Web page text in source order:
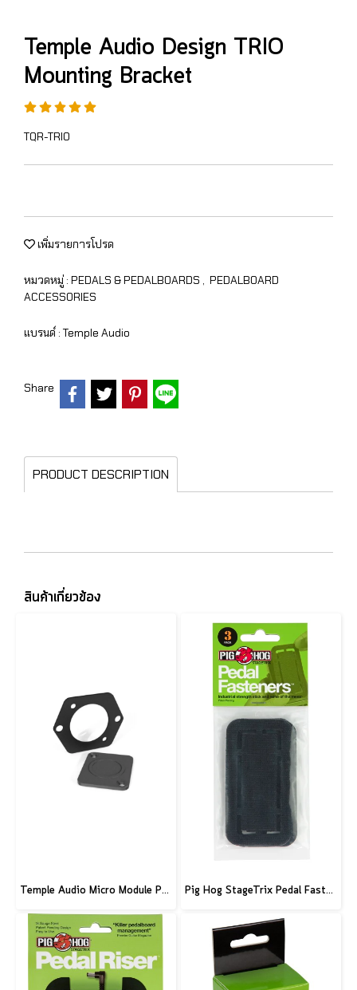
Temple Audio Design TRIO
Mounting Bracket
TQR-TRIO
เพิ่มรายการโปรด
หมวดหมู่ : PEDALS & PEDALBOARDS , PEDALBOARD
ACCESSORIES
แบรนด์ : Temple Audio
Share
PRODUCT DESCRIPTION
สินค้าเกี่ยวข้อง
Temple Audio Micro Module Punched Plate Pig Hog StageTrix Pedal Fastener 3 Pack